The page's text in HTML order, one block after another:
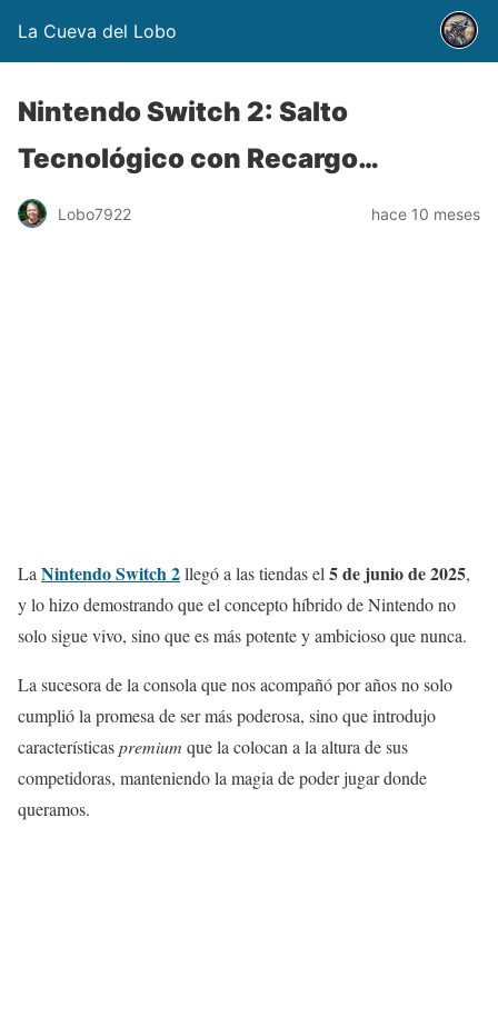
La Cueva del Lobo
Nintendo Switch 2: Salto
Tecnológico con Recargo…
Lobo7922 hace 10 meses
La Nintendo Switch 2llegó a las tiendas el 5 de junio de 2025,
y lo hizo demostrando que el concepto híbrido de Nintendo no
solo sigue vivo, sino que es más potente y ambicioso que nunca.
La sucesora de la consola que nos acompañó por años no solo
cumplió la promesa de ser más poderosa, sino que introdujo
característicaspremium que la colocan a la altura de sus
competidoras, manteniendo la magia de poder jugar donde
queramos.